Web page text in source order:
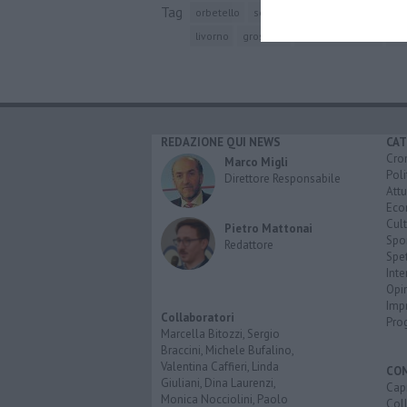
Tag orbetello seconda guerra mondiale
livorno
grosseto
REDAZIONE QUI NEWS
Marco Migli
Direttore Responsabile
Pietro Mattonai
Redattore
Collaboratori
Marcella Bitozzi, Sergio
Braccini, Michele Bufalino,
Valentina Caffieri, Linda
Giuliani, Dina Laurenzi,
Monica Nocciolini, Paolo